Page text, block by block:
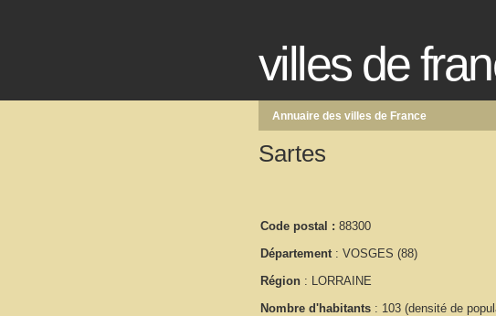
villes de
Annuaire des villes de France
Sartes
Code postal : 88300
Département : VOSGES (88)
Région : LORRAINE
Nombre d'habitants : 103 (densité de